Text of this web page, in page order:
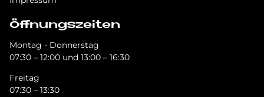
Öffnungszeiten
Montag - Donnerstag
07:30 – 12:00 und 13:00 – 16:30
Freitag
07:30 – 13:30